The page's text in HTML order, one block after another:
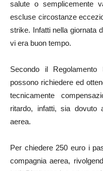
salute o semplicemente
escluse circostanze
strike. Infatti nella giornata
vi era buon tempo.
Secondo il Regolamento
possono richiedere ed
tecnicamente
ritardo, infatti, sia dovuto
aerea.
Per chiedere 250 euro i
compagnia aerea,